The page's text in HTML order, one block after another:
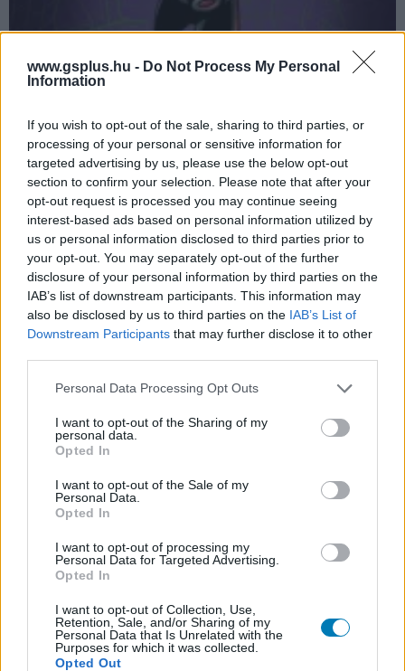
www.gsplus.hu - Do Not Process My Personal
Information
If you wish to opt-out of the sale, sharing to third parties, or
processing of your personal or sensitive information for
targeted advertising by us, please use the below opt-out
section to confirm your selection. Please note that after your
opt-out request is processed you may continue seeing
interest-based ads based on personal information utilized by
us or personal information disclosed to third parties prior to
your opt-out. You may separately opt-out of the further
disclosure of your personal information by third parties on the
IAB’s list of downstream participants. This information may
also be disclosed by us to third parties on the IAB’s List of
Downstream Participants that may further disclose it to other
Please note that this website/app uses one or more Google
not limited to your visit or usage behaviour. You may click to
grant or deny consent to Google and its third-party tags to
use your data for below specified purposes in below Google
consent section.
Personal Data Processing Opt Outs
I want to opt-out of the Sharing of my
personal data.
Opted In
I want to opt-out of the Sale of my
Personal Data.
Opted In
I want to opt-out of processing my
Personal Data for Targeted Advertising.
Opted In
I want to opt-out of Collection, Use,
Retention, Sale, and/or Sharing of my
Personal Data that Is Unrelated with the
Purposes for which it was collected.
Opted Out
| 2021.02.28 15:15
Az animációs film és sorozat egyik alkotója választ adott a
kérdésre.
Nézd élőben, ahogy Kevin Conroy az egyik új Batman
| 2020.04.09 11:00
A Batman: The Adventure Continues képregény az ikonikus
animációs sorozat történetét folytatja, így kifejezetten jó,
hogy az abban Batman hangját adó színész szólaltatja meg
a karaktereket.